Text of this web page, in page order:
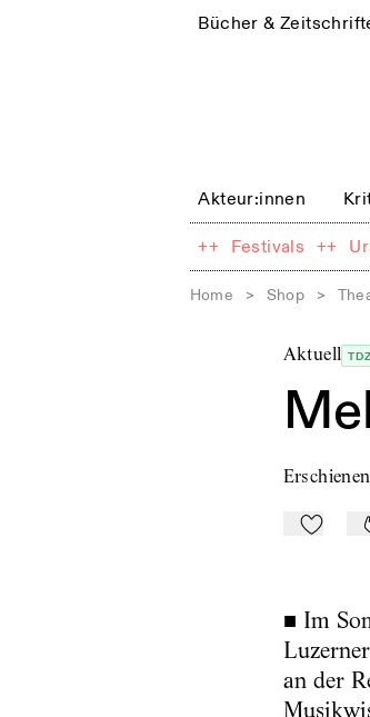
Bücher &
Akteur:innen
++ Festivals ++
Home > Shop >
Aktuell
Zu Mein-
■ Im
an der